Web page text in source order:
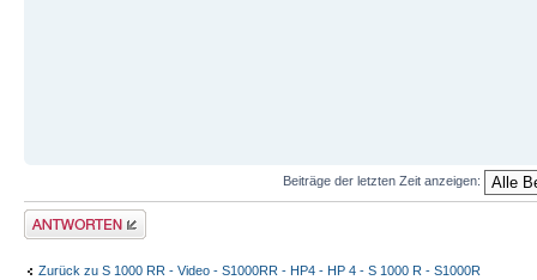
Beiträge der letzten Zeit anzeigen:
Antwort erstellen
Zurück zu S 1000 RR - Video - S1000RR - HP4 - HP 4 - S 1000 R - S1000R